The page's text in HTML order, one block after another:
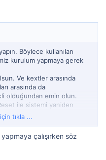
Böylece kullanılan
kurulum yapmaya gerek
Ve kextler arasında
arasında da
olduğundan emin olun.
ile sistemi yaniden
açın. Burada
uyumlu bir SMBios ile
tıkla ...
çalışırken söz